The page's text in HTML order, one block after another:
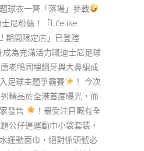
球衣一齊「落場」參戰
士尼粉絲！「Lifelike
期間限定店」已登陸
成為充滿活力嘅迪士尼足球
老鴨同埋鋼牙與大鼻組成
足球主題爭霸賽
！ 今次
精品於全港首度曝光，而
發售
！最受注目嘅有全
公仔連運動巾小袋套裝，
運動面巾，絕對係頭號必